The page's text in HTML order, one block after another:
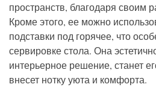
пространств, благодаря своим
Кроме этого, ее можно
подставки под горячее, что
сервировке стола. Она
интерьерное решение, станет
внесет нотку уюта и комфорта.